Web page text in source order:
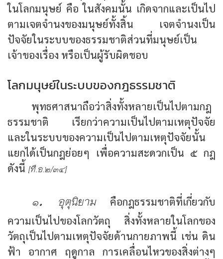
ในโลกมนุษย์ คือ ในสังคมนั้น เกิดจากและเป็นไป
ตามเจตจำนงของมนุษย์ทั้งสิ้น เจตจำนงเป็น
ปัจจัยในระบบของธรรมชาติส่วนที่มนุษย์เป็น
เจ้าของเรื่อง หรือเป็นผู้รับผิดชอบ
โลกมนุษย์ในระบบของกฎธรรมชาติ
พุทธศาสนาถือว่าสิ่งทั้งหลายเป็นไปตามกฎ
ธรรมชาติ เรียกว่าความเป็นไปตามเหตุปัจจัย
และในระบบของความเป็นไปตามเหตุปัจจัยนั้น
แยกได้เป็นกฎย่อยๆ เพื่อความสะดวกเป็น ๕ กฎ
ดังนี้ [ที.อ.๒/๓๔]
๑. อุตุนิยามคือกฎธรรมชาติที่เกี่ยวกับ
ความเป็นไปของโลกวัตถุ สิ่งทั้งหลายในโลกของ
วัตถุเป็นไปตามเหตุปัจจัยด้านกายภาพนี้ เช่น ดิน
ฟ้า อากาศ ฤดูกาล การเคลื่อนไหวของสิ่งต่างๆ